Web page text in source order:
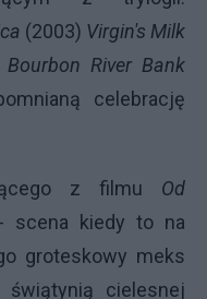
(2003) Virgin's Milk
Bourbon River Bank
celebrację
z filmu Od
scena kiedy to na
groteskowy meks
świątynią cielesnej